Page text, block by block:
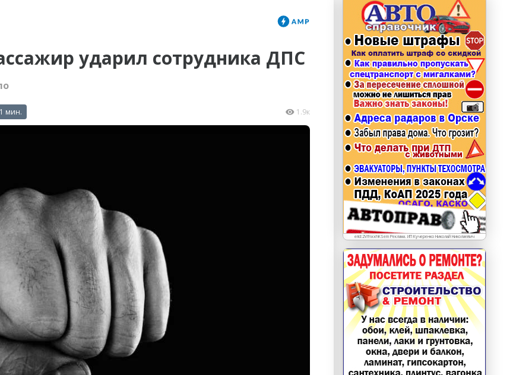
erid: LdtCKJjWj Реклама. ИП Кучеренко Николай
Николаевич
ударил сотрудника ДПС
мин. 1.9к
erid:2VfnxxhKSem Реклама. ИП Кучеренко Николай Николаевич